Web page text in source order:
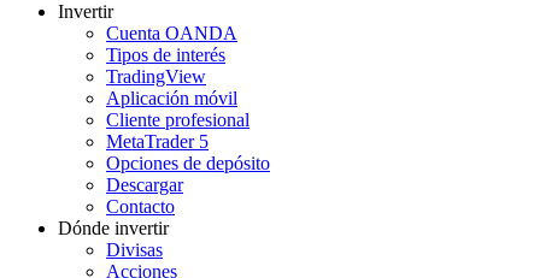
Invertir
Cuenta OANDA
Tipos de interés
TradingView
Aplicación móvil
Cliente profesional
MetaTrader 5
Opciones de depósito
Descargar
Contacto
Dónde invertir
Divisas
Acciones